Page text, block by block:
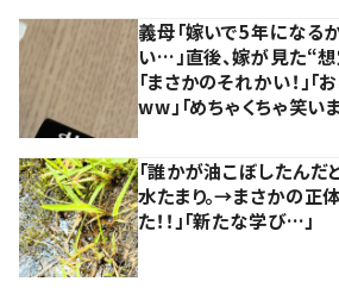
義母「嫁いで5年になる
い…」直後、嫁が見た“
「まさかのそれかい！」
ww」「めちゃくちゃ笑い
「誰かが油こぼしたんだ
水たまり。→まさかの正
た！！」「新たな学び…」